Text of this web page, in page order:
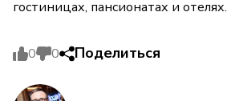
гостиницах, пансионатах и отелях.
0 0 Поделиться